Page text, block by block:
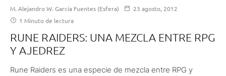
M. Alejandro W. García Fuentes (Esfera)
23 agosto, 2012
1 Minuto de lectura
RUNE RAIDERS: UNA MEZCLA ENTRE RPG
Y AJEDREZ
Rune Raiders es una especie de mezcla entre RPG y